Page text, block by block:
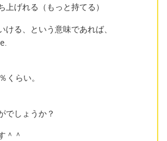
上げれる（もっと持てる）
ける、という意味であれば、
くらい。
でしょうか？
＾＾